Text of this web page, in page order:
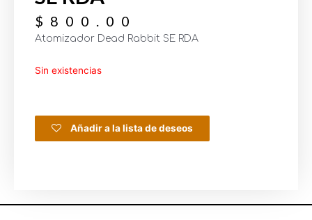
$ 800.00
Atomizador Dead Rabbit SE RDA
Sin existencias
Añadir a la lista de deseos